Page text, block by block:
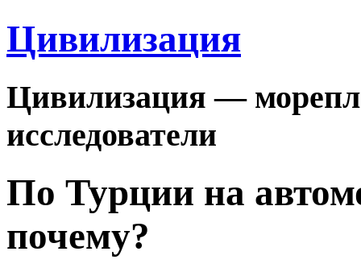
Цивилизация
Цивилизация —
исследователи
По Турции на
почему?